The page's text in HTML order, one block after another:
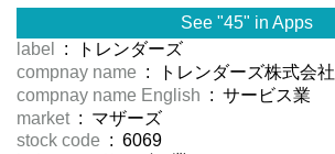
See "45" in Apps
label
: トレンダーズ
compnay name : トレンダーズ株式会社
compnay name English : サービス業
market : マザーズ
stock code : 6069